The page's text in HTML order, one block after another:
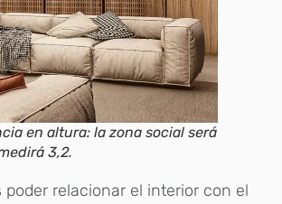
en altura: la zona social será
3,2.
relacionar el interior con el